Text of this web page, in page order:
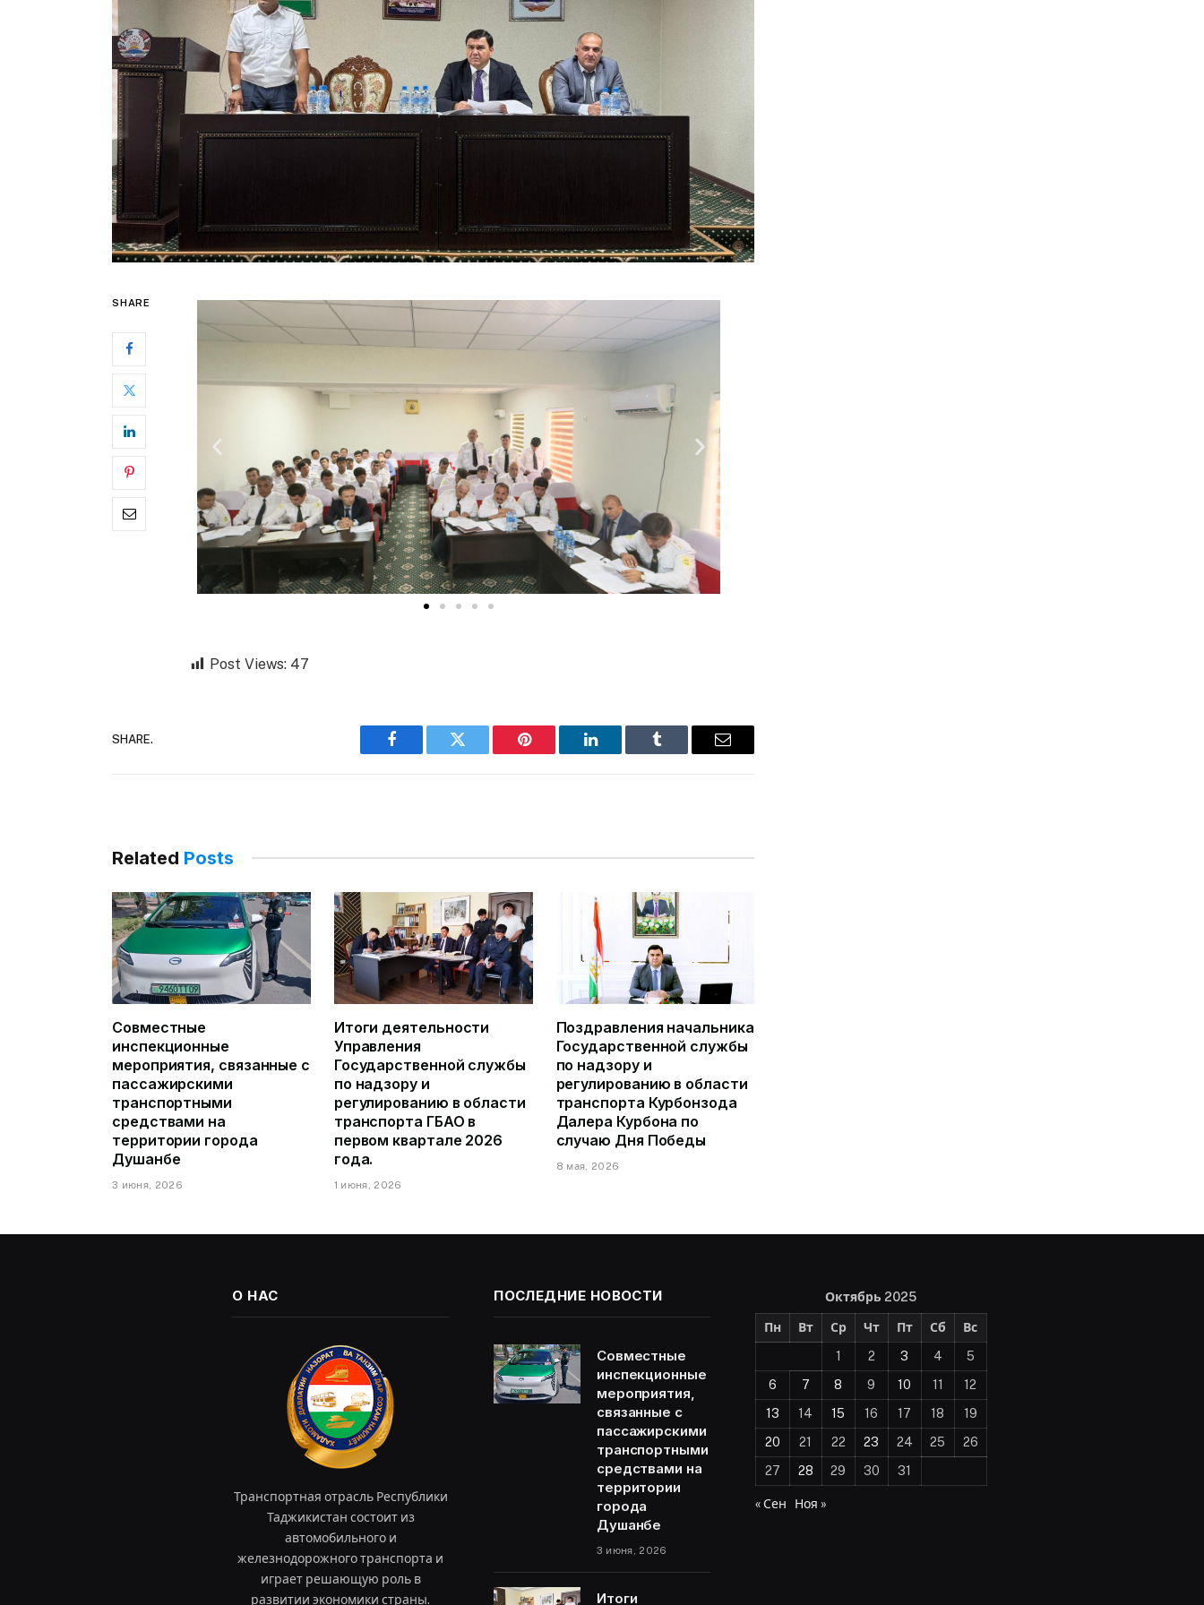
SHARE
Post Views: 47
SHARE.
Facebook Twitter Pinterest LinkedIn Tumblr Email
Related Posts
Совместные
инспекционные
мероприятия, связанные с
пассажирскими
транспортными
средствами на
территории города
Душанбе
3 июня, 2026
Итоги деятельности
Управления
Государственной службы
по надзору и
регулированию в области
транспорта ГБАО в
первом квартале 2026
года.
1 июня, 2026
Поздравления начальника
Государственной службы
по надзору и
регулированию в области
транспорта Курбонзода
Далера Курбона по
случаю Дня Победы
8 мая, 2026
О НАС
Транспортная отрасль Республики
Таджикистан состоит из
автомобильного и
железнодорожного транспорта и
играет решающую роль в
развитии экономики страны.
ПОСЛЕДНИЕ НОВОСТИ
Совместные
инспекционные
мероприятия,
связанные с
пассажирскими
транспортными
средствами на
территории
города
Душанбе
3 июня, 2026
Итоги
Октябрь 2025
Пн Вт Ср Чт Пт Сб
Вс
1
2 3 4
5
6
7 8 9 10 11
12
13
14 15 16 17 18
19
20
21 22 23 24 25
26
27
28 29 30 31
« Сен Ноя »